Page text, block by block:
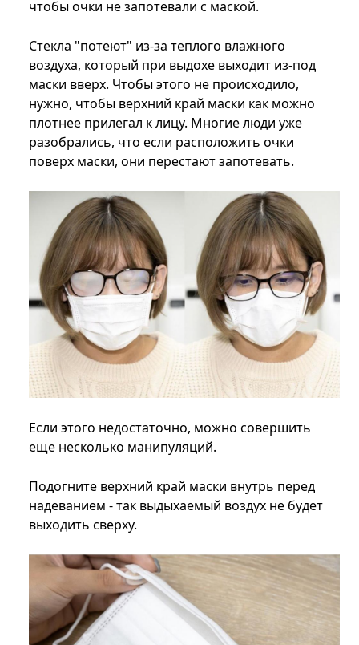
чтобы очки не запотевали с маской.
Стекла "потеют" из-за теплого влажного
воздуха, который при выдохе выходит из-под
маски вверх. Чтобы этого не происходило,
нужно, чтобы верхний край маски как можно
плотнее прилегал к лицу. Многие люди уже
разобрались, что если расположить очки
поверх маски, они перестают запотевать.
Если этого недостаточно, можно совершить
еще несколько манипуляций.
Подогните верхний край маски внутрь перед
надеванием - так выдыхаемый воздух не будет
выходить сверху.